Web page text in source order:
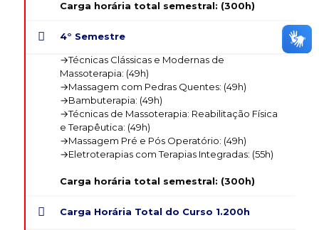
Carga horária total semestral: (300h)
4° Semestre
→Técnicas Clássicas e Modernas de
Massoterapia: (49h)
→Massagem com Pedras Quentes: (49h)
→Bambuterapia: (49h)
→Técnicas de Massoterapia: Reabilitação Física
e Terapêutica: (49h)
→Massagem Pré e Pós Operatório: (49h)
→Eletroterapias com Terapias Integradas: (55h)
Carga horária total semestral: (300h)
Carga Horária Total do Curso 1.200h